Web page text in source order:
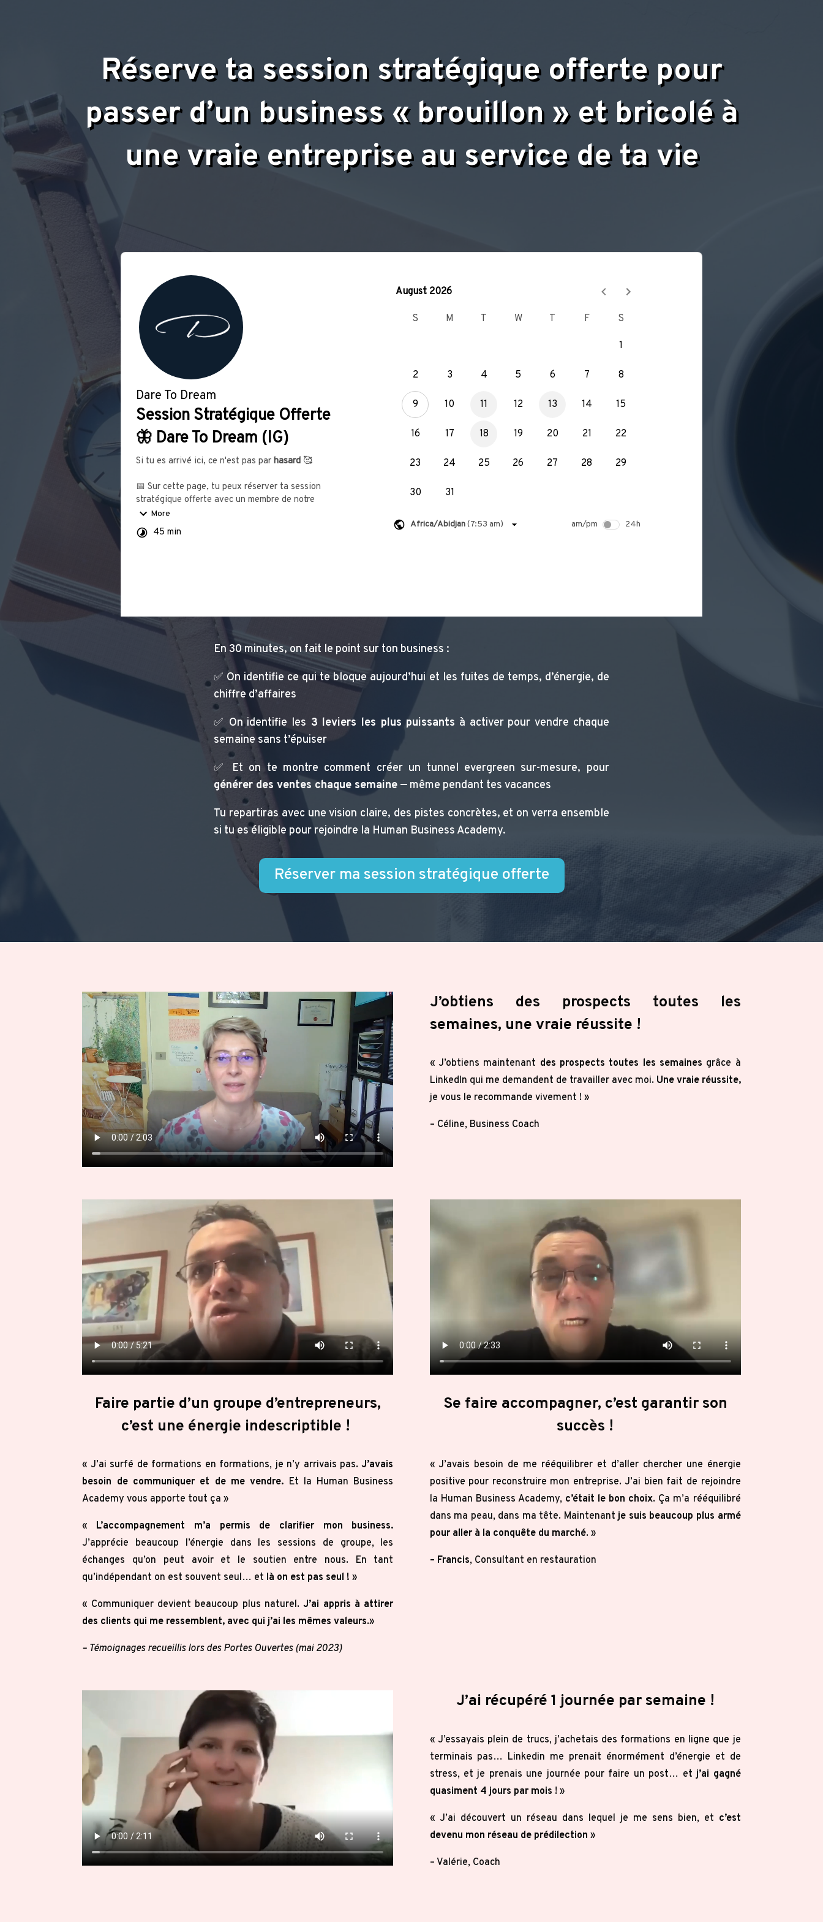
Réserve ta session stratégique offerte pour
passer d’un business « brouillon » et bricolé à
une vraie entreprise au service de ta vie
En 30 minutes, on fait le point sur ton business :
✅ On identifie ce qui te bloque aujourd’hui et les fuites de temps, d’énergie, de
chiffre d’affaires
✅ On identifie les 3 leviers les plus puissants à activer pour vendre chaque
semaine sans t’épuiser
✅ Et on te montre comment créer un tunnel evergreen sur-mesure, pour
générer des ventes chaque semaine — même pendant tes vacances
Tu repartiras avec une vision claire, des pistes concrètes, et on verra ensemble
si tu es éligible pour rejoindre la Human Business Academy.
Réserver ma session stratégique offerte
J’obtiens des prospects toutes les
semaines, une vraie réussite !
« J’obtiens maintenant des prospects toutes les semaines grâce à
LinkedIn qui me demandent de travailler avec moi. Une vraie réussite,
je vous le recommande vivement ! »
– Céline, Business Coach
Faire partie d’un groupe d’entrepreneurs,
c’est une énergie indescriptible !
« J’ai surfé de formations en formations, je n’y arrivais pas.J’avais
besoin de communiquer et de me vendre. Et la Human Business
Academy vous apporte tout ça »
« L’accompagnement m’a permis de clarifier mon business.
J’apprécie beaucoup l’énergie dans les sessions de groupe, les
échanges qu’on peut avoir et le soutien entre nous. En tant
qu’indépendant on est souvent seul… et là on est pas seul ! »
« Communiquer devient beaucoup plus naturel.J’ai appris à attirer
des clients qui me ressemblent, avec qui j’ai les mêmes valeurs.»
– Témoignages recueillis lors des Portes Ouvertes (mai 2023)
Se faire accompagner, c’est garantir son
succès !
«J’avais besoin de me rééquilibrer et d’aller chercher une énergie
positive pour reconstruire mon entreprise. J’ai bien fait de rejoindre
la Human Business Academy, c’était le bon choix. Ça m’a rééquilibré
dans ma peau, dans ma tête. Maintenantje suis beaucoup plus armé
pour aller à la conquête du marché.»
– Francis, Consultant en restauration
J’ai récupéré 1 journée par semaine !
« J’essayais plein de trucs, j’achetais des formations en ligne que je
terminais pas… Linkedin me prenait énormément d’énergie et de
stress, et je prenais une journée pour faire un post… et j’ai gagné
quasiment 4 jours par mois ! »
« J’ai découvert un réseau dans lequel je me sens bien, et c’est
devenu mon réseau de prédilection »
– Valérie, Coach